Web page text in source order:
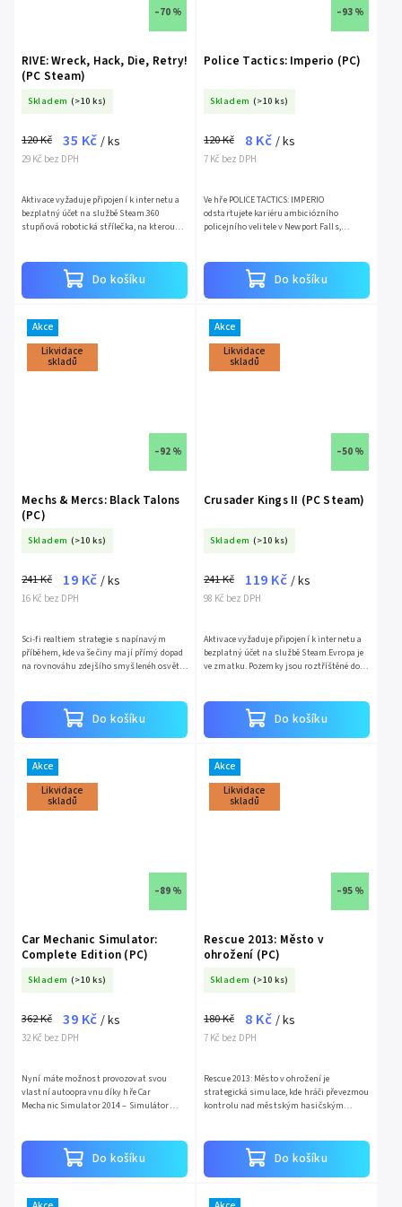
–70 %
RIVE: Wreck, Hack, Die, Retry!
(PC Steam)
Skladem (>10 ks)
29 Kč bez DPH
120 Kč 35 Kč / ks
Do košíku
Aktivace vyžaduje připojení k internetu a
bezplatný účet na službě Steam.360
stupňová robotická střílečka, na kterou
–93 %
Police Tactics: Imperio (PC)
Skladem (>10 ks)
7 Kč bez DPH
120 Kč 8 Kč / ks
Do košíku
Ve hře POLICE TACTICS: IMPERIO
odstartujete kariéru ambiciózního
policejního velitele v Newport Falls,
Akce
Likvidace
skladů
–92 %
Mechs & Mercs: Black Talons
(PC)
Skladem (>10 ks)
16 Kč bez DPH
241 Kč 19 Kč / ks
Do košíku
Sci-fi realtiem strategie s napínavým
příběhem, kde vaše činy mají přímý dopad
na rovnováhu zdejšího smyšlenéh osvěta.
Akce
Likvidace
skladů
–50 %
Crusader Kings II (PC Steam)
Skladem (>10 ks)
98 Kč bez DPH
241 Kč 119 Kč / ks
Do košíku
Aktivace vyžaduje připojení k internetu a
bezplatný účet na službě Steam.Evropa je
ve zmatku. Pozemky jsou roztříštěné do
Akce
Likvidace
skladů
–89 %
Car Mechanic Simulator:
Complete Edition (PC)
Skladem (>10 ks)
32 Kč bez DPH
362 Kč 39 Kč / ks
Do košíku
Nyní máte možnost provozovat svou
vlastní autoopravnu díky hře Car
Mechanic Simulator 2014 – Simulátor
Akce
Likvidace
skladů
–95 %
Rescue 2013: Město v
ohrožení (PC)
Skladem (>10 ks)
7 Kč bez DPH
180 Kč 8 Kč / ks
Do košíku
Rescue 2013: Město v ohrožení je
strategická simulace, kde hráči převezmou
kontrolu nad městským hasičským